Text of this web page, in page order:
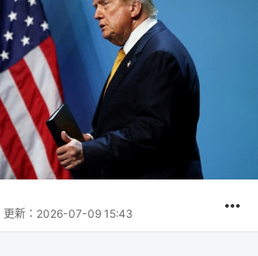
更新： 2026-07-09 15:43